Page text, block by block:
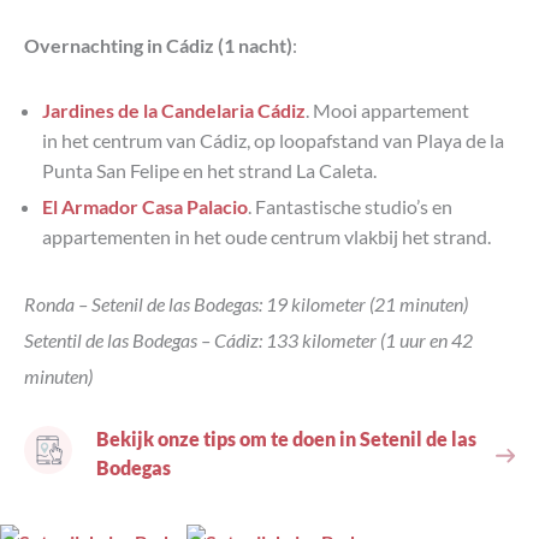
Overnachting in Cádiz (1 nacht):
Jardines de la Candelaria Cádiz . Mooi appartement
in het centrum van Cádiz, op loopafstand van Playa de la
Punta San Felipe en het strand La Caleta.
El Armador Casa Palacio . Fantastische studio’s en
appartementen in het oude centrum vlakbij het strand.
Ronda – Setenil de las Bodegas: 19 kilometer (21 minuten)
Setentil de las Bodegas – Cádiz: 133 kilometer (1 uur en 42
minuten)
Bekijk onze tips om te doen in Setenil de las
Bodegas